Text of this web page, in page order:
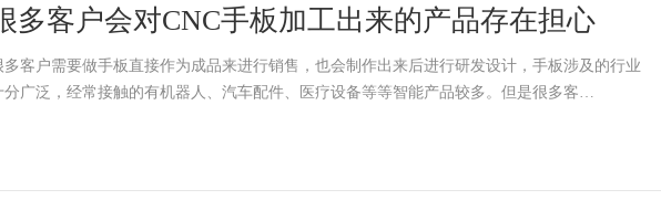
多客户会对CNC手板加工出来的产品存在担心
多客户需要做手板直接作为成品来进行销售，也会制作出来后进行研发设计，手板涉及的行业
分广泛，经常接触的有机器人、汽车配件、医疗设备等等智能产品较多。但是很多客…